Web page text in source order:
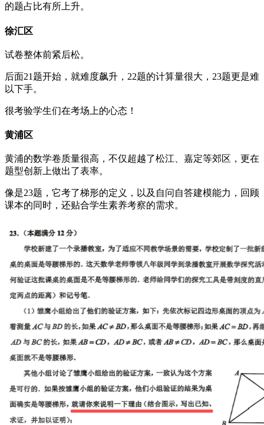
的题占比有所上升。
徐汇区
试卷整体前紧后松。
后面21题开始，就难度飙升，22题的计算量很大，23题更是难
以下手。
很考验学生们在考场上的心态！
黄浦区
黄浦的数学卷质量很高，不仅超越了松江、嘉定等郊区，更在
题型创新上做出了表率。
像是23题，它考了梯形的定义，以及自问自答建模能力，回顾
课本的同时，还贴合学生素养考察的需求。